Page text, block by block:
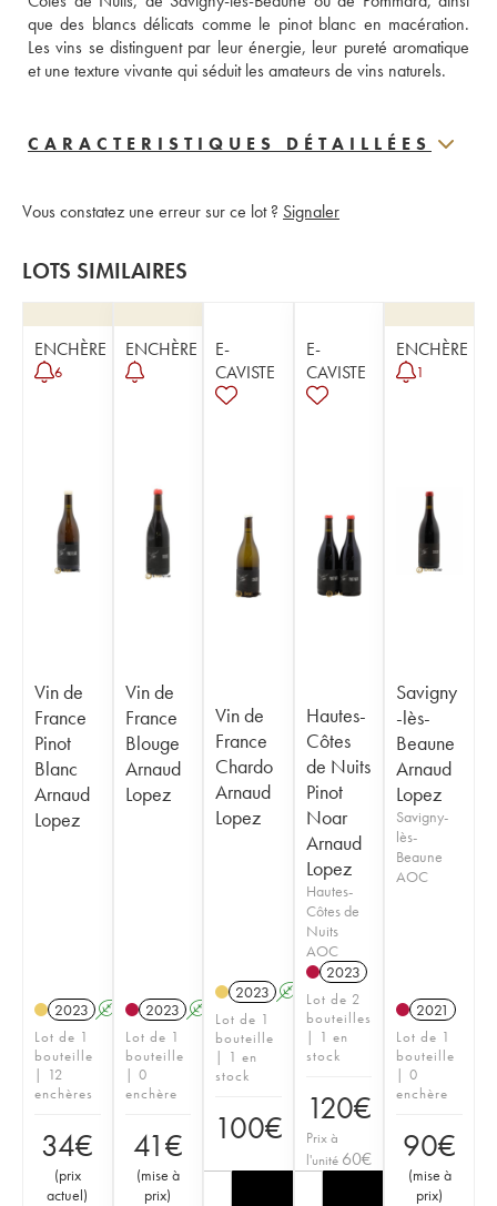
que des blancs délicats comme le pinot blanc en macération.
Les vins se distinguent par leur énergie, leur pureté aromatique
et une texture vivante qui séduit les amateurs de vins naturels.
CARACTERISTIQUES DÉTAILLÉES
Vous constatez une erreur sur ce lot ? Signaler
LOTS SIMILAIRES
ENCHÈRE
6
Vin de
France
Pinot
Blanc
Arnaud
Lopez
2023 A
Lot de 1
bouteille
| 12
enchères
34€
(prix
actuel)
ENCHÈRE
Vin de
France
Blouge
Arnaud
Lopez
2023 A
Lot de 1
bouteille
| 0
enchère
41€
(mise à
prix)
E-
CAVISTE
Vin de
France
Chardo
Arnaud
Lopez
2023 A
Lot de 1
bouteille
| 1 en
stock
100€
E-
CAVISTE
Hautes-
Côtes
de Nuits
Pinot
Noar
Arnaud
Lopez
Hautes-
Côtes de
Nuits
AOC
2023
Lot de 2
bouteilles
| 1 en
stock
120€
Prix à
l'unité 60€
ENCHÈRE
1
Savigny
-lès-
Beaune
Arnaud
Lopez
Savigny-
lès-
Beaune
AOC
2021
Lot de 1
bouteille
| 0
enchère
90€
(mise à
prix)